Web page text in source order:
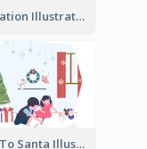
Celebration Illustration
Letter To Santa Illustration